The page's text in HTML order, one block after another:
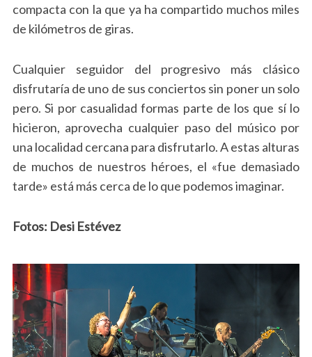
compacta con la que ya ha compartido muchos miles
de kilómetros de giras.
Cualquier seguidor del progresivo más clásico
disfrutaría de uno de sus conciertos sin poner un solo
pero. Si por casualidad formas parte de los que sí lo
hicieron, aprovecha cualquier paso del músico por
una localidad cercana para disfrutarlo. A estas alturas
de muchos de nuestros héroes, el «fue demasiado
tarde» está más cerca de lo que podemos imaginar.
Fotos: Desi Estévez